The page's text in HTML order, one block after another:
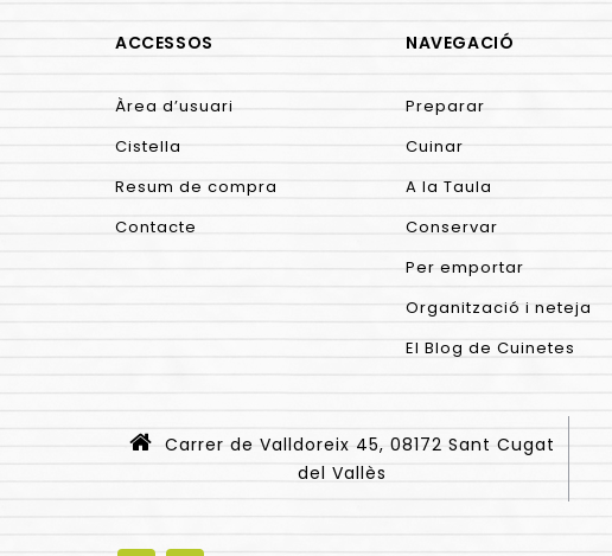
ACCESSOS
Àrea d’usuari
Cistella
Resum de compra
Contacte
NAVEGACIÓ
Preparar
Cuinar
A la Taula
Conservar
Per emportar
Organització i neteja
El Blog de Cuinetes
Carrer de Valldoreix 45, 08172 Sant Cugat
del Vallès